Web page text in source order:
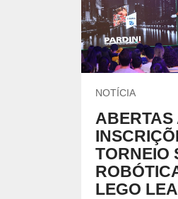
Locação de Espaços
Parque do SESI
ENSINO MÉDIO
Um lugar onde os
conhecimento para
vida profissional.
AMBIENTE
Ambiente Moodle
UNIDADES DO
Encontre nossas
NOTÍCIA
ABERTAS
TORNEIO
LEGO